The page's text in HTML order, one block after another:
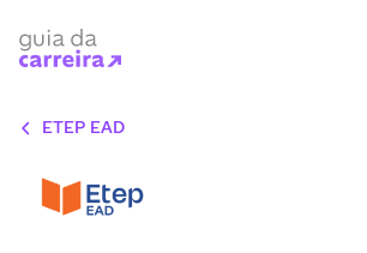
ETEP EAD